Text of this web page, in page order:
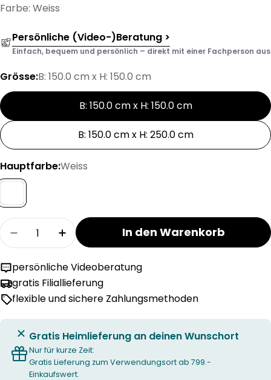
Farbe: Weiss
Persönliche (Video-)Beratung >
Einfach, bequem und persönlich – direkt mit einer Fachperson aus
Grösse:B: 150.0 cm x H: 150.0 cm
B: 150.0 cm x H: 150.0 cm
B: 150.0 cm x H: 250.0 cm
Hauptfarbe:Weiss
Menge
Menge für MIMI Fertigvorhang Tag verringern
Menge für MIMI Fertigvorhang Tag
In den Warenkorb
persönliche Videoberatung
gratis Filiallieferung
flexible und sichere Zahlungsmethoden
Gratis Heimlieferung an deinen Wunschort
Nur für kurze Zeit:
Gratis Lieferung zum Verwendungsort ab 799.-
Einkaufswert.